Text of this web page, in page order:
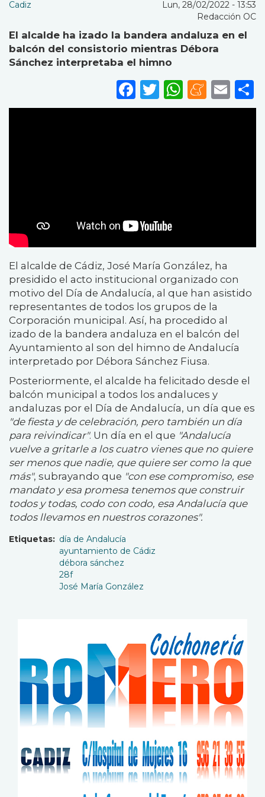
Cadiz
Lun, 28/02/2022 - 13:53
Redacción OC
El alcalde ha izado la bandera andaluza en el
balcón del consistorio mientras Débora
Sánchez interpretaba el himno
Facebook
Twitter
El alcalde de Cádiz, José María González, ha
presidido el acto institucional organizado con
motivo del Día de Andalucía, al que han asistido
representantes de todos los grupos de la
Corporación municipal. Así, ha procedido al
izado de la bandera andaluza en el balcón del
Ayuntamiento al son del himno de Andalucía
interpretado por Débora Sánchez Fiusa.
Posteriormente, el alcalde ha felicitado desde el
balcón municipal a todos los andaluces y
andaluzas por el Día de Andalucía, un día que es
"de fiesta y de celebración, pero también un día
para reivindicar". Un día en el que "Andalucía
vuelve a gritarle a los cuatro vienes que no quiere
ser menos que nadie, que quiere ser como la que
más", subrayando que "con ese compromiso, ese
mandato y esa promesa tenemos que construir
todos y todas, codo con codo, esa Andalucía que
todos llevamos en nuestros corazones".
Etiquetas
día de Andalucía
ayuntamiento de Cádiz
débora sánchez
28f
José María González